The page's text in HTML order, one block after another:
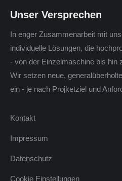
Unser Versprechen
In enger Zusammenarbeit mit
individuelle Lösungen, die
- von der Einzelmaschine bis hin
Wir setzen neue,
ein - je nach Projketziel und
Kontakt
Impressum
Datenschutz
Cookie Einstellungen